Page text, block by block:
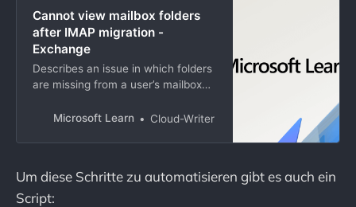
Cannot view mailbox folders
after IMAP migration -
Exchange
Describes an issue in which folders
are missing from a user’s mailbox
Outlook client after the mailbox is
Provides a resolution.
Microsoft Learn Cloud-Writer
Um diese Schritte zu automatisieren gibt es auch ein
Script: